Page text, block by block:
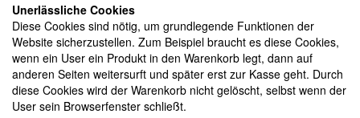
Unerlässliche Cookies
Diese Cookies sind nötig, um grundlegende Funktionen der
Website sicherzustellen. Zum Beispiel braucht es diese Cookies,
wenn ein User ein Produkt in den Warenkorb legt, dann auf
anderen Seiten weitersurft und später erst zur Kasse geht. Durch
diese Cookies wird der Warenkorb nicht gelöscht, selbst wenn der
User sein Browserfenster schließt.